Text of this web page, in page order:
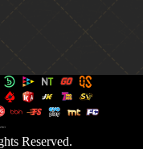
Reserved.